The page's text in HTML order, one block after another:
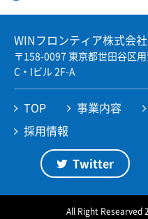
JP EN
WINフロンティア株式会社
〒158-0097 東京都世田谷区
C・Iビル 2F-A
TOP 事業内容
採用情報
Twitter
All Right Researved